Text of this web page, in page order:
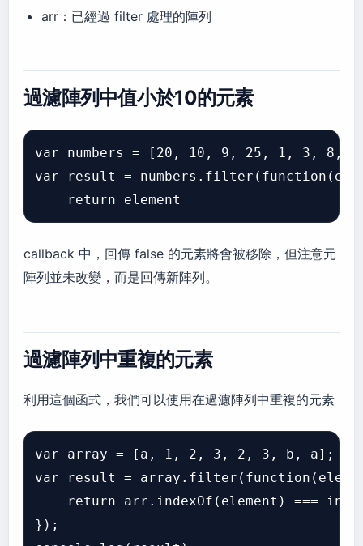
arr：已經過 filter 處理的陣列
過濾陣列中值小於10的元素
var numbers = [20, 10, 9, 25, 1, 3, 8,
var result =
callback 中，回傳 false 的元素將會被移除，但注意元
陣列並未改變，而是回傳新陣列。
過濾陣列中重複的元素
利用這個函式，我們可以使用在過濾陣列中重複的元素
var array = [a, 1, 2, 3, 2, 3, b, a];
var result =
return arr.indexOf(element) ===
});